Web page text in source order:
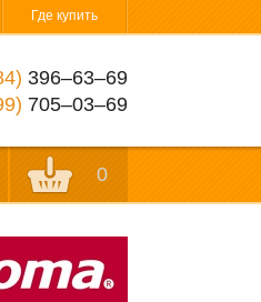
Где купить
396‒63‒69
705‒03‒69
0